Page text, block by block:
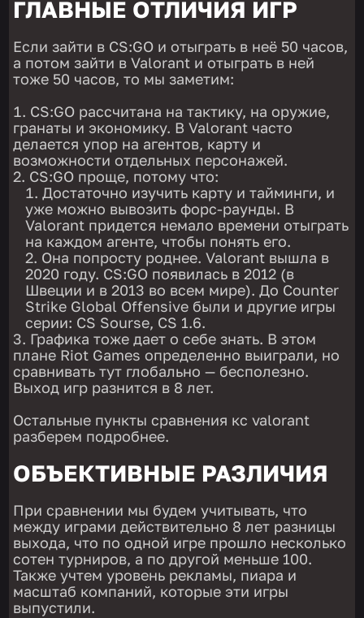
ГЛАВНЫЕ ОТЛИЧИЯ ИГР
Если зайти в CS:GO и отыграть в неё 50 часов,
а потом зайти в Valorant и отыграть в ней
тоже 50 часов, то мы заметим:
CS:GO рассчитана на тактику, на оружие,
гранаты и экономику. В Valorant часто
делается упор на агентов, карту и
возможности отдельных персонажей.
CS:GO проще, потому что:
Достаточно изучить карту и тайминги, и
уже можно вывозить форс-раунды. В
Valorant придется немало времени отыграть
на каждом агенте, чтобы понять его.
Она попросту роднее. Valorant вышла в
2020 году. CS:GO появилась в 2012 (в
Швеции и в 2013 во всем мире). До Counter
Strike Global Offensive были и другие игры
серии: CS Sourse, CS 1.6.
Графика тоже дает о себе знать. В этом
плане Riot Games определенно выиграли, но
сравнивать тут глобально — бесполезно.
Выход игр разнится в 8 лет.
Остальные пункты сравнения кс valorant
разберем подробнее.
ОБЪЕКТИВНЫЕ РАЗЛИЧИЯ
При сравнении мы будем учитывать, что
между играми действительно 8 лет разницы
выхода, что по одной игре прошло несколько
сотен турниров, а по другой меньше 100.
Также учтем уровень рекламы, пиара и
масштаб компаний, которые эти игры
выпустили.